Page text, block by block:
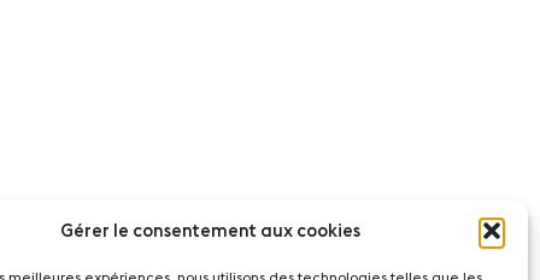
Gérer le consentement aux cookies